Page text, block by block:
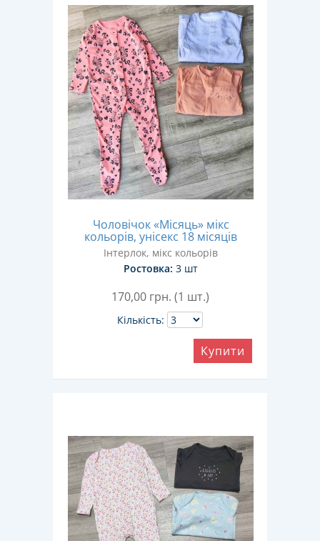
Чоловічок «Місяць» мікс
кольорів, унісекс 18 місяців
Інтерлок, мікс кольорів
Ростовка: 3 шт
170,00 грн. (1 шт.)
Кількість:
Купити